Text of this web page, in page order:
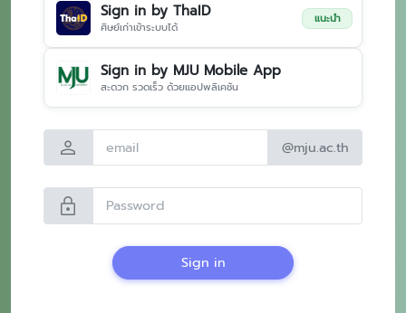
Sign in by ThaID
ศิษย์เก่าเข้าระบบได้
แนะนำ
Sign in by MJU Mobile App
สะดวก รวดเร็ว ด้วยแอปพลิเคชัน
person @mju.ac.th
lock
Sign in